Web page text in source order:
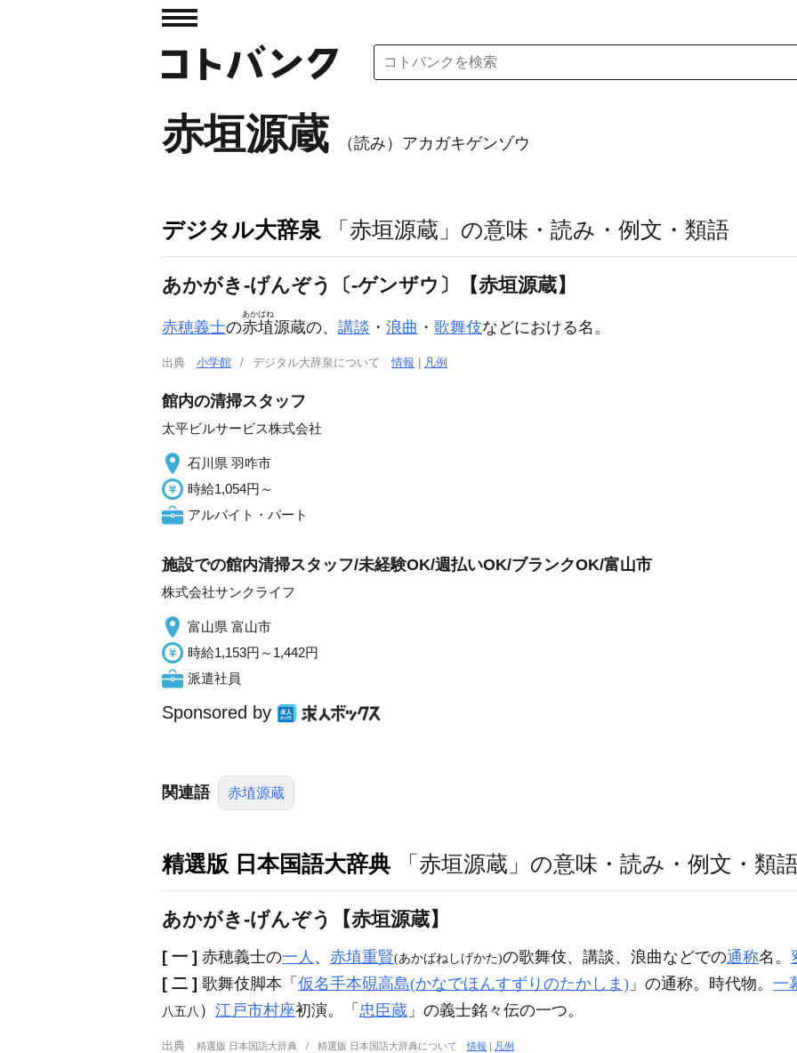
赤垣源蔵 （読み）アカガキゲンゾウ
デジタル大辞泉 「赤垣源蔵」の意味・読み・例文・類語
あかがき‐げんぞう〔‐ゲンザウ〕【赤垣源蔵】
赤穂義士の赤埴
あかばね
源蔵の、 講談 ・ 浪曲 ・ 歌舞伎などにおける名。
出典 小学館 デジタル大辞泉について情報 凡例
館内の清掃スタッフ
太平ビルサービス株式会社
石川県 羽咋市
時給1,054円～
アルバイト・パート
施設での館内清掃スタッフ/未経験OK/週払いOK/ブランクOK/富山市
株式会社サンクライフ
富山県 富山市
時給1,153円～1,442円
派遣社員
Sponsored by
関連語 赤埴源蔵
精選版 日本国語大辞典 「赤垣源蔵」の意味・読み・例文・類
あかがき‐げんぞう【赤垣源蔵】
[ 一 ] 赤穂義士の一人 、 赤埴重賢(あかばねしげかた)の歌舞伎、講談、浪曲などでの通称名。
[ 二 ] 歌舞伎脚本「 仮名手本硯高島(かなでほんすずりのたかしま) 」の通称。時代物。 一
八五八 ） 江戸市村座初演。「 忠臣蔵 」の義士銘々伝の一つ。
出典 精選版 日本国語大辞典 精選版 日本国語大辞典について情報 | 凡例